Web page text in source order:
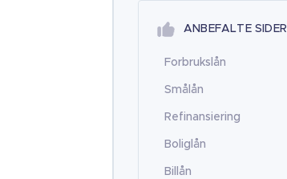
ANBEFALTE SIDER
Forbrukslån
Smålån
Refinansiering
Boliglån
Billån